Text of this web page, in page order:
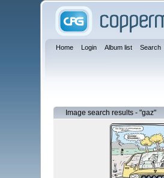
Home Login Album list Search
Image search results - "gaz"